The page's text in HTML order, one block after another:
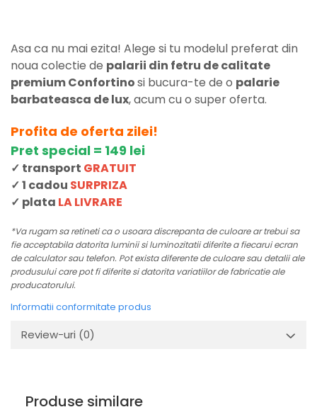
Asa ca nu mai ezita! Alege si tu modelul preferat din
noua colectie de palarii din fetru de calitate
premium Confortinosi bucura-te de o palarie
barbateasca de lux, acum cu o super oferta.
Profita de oferta zilei!
Pret special = 149 lei
✓ transport GRATUIT
✓ 1 cadou SURPRIZA
✓ plata LA LIVRARE
*Va rugam sa retineti ca o usoara discrepanta de culoare ar trebui sa
fie acceptabila datorita luminii si luminozitatii diferite a fiecarui ecran
de calculator sau telefon. Pot exista diferente de culoare sau detalii ale
produsului care pot fi diferite si datorita variatiilor de fabricatie ale
producatorului.
Informatii conformitate produs
Review-uri (0)
Produse similare